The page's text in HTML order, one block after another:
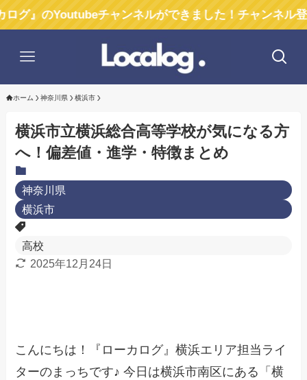
チャンネルができました！チャンネル登録お願い
ホーム 神奈川県 横浜市
横浜市立横浜総合高等学校が気になる方
へ！偏差値・進学・特徴まとめ
神奈川県
横浜市
高校
2025年12月24日
こんにちは！『ローカログ』横浜エリア担当ライ
ターのまっちです♪ 今日は横浜市南区にある「横